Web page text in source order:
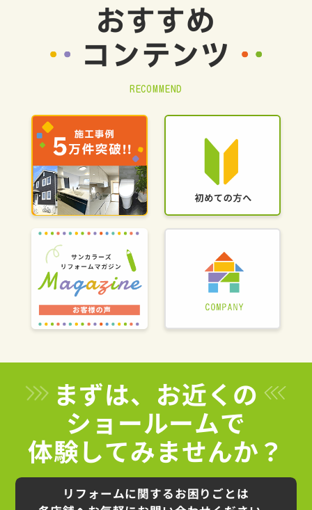
おすすめ
コンテンツ
RECOMMEND
まずは、お近くの
ショールームで
体験してみませんか？
リフォームに関するお困りごとは